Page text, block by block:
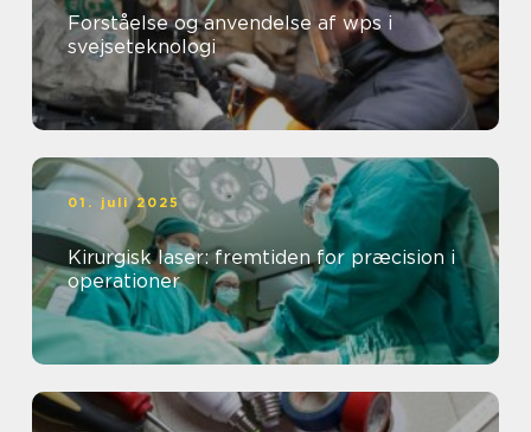
Forståelse og anvendelse af wps i
svejseteknologi
01. juli 2025
Kirurgisk laser: fremtiden for præcision i
operationer